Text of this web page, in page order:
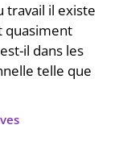
travail il existe
quasiment
il dans les
telle que